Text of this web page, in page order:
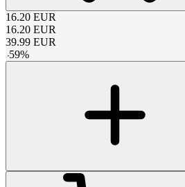
16.20 EUR
16.20 EUR
39.99 EUR
-59%